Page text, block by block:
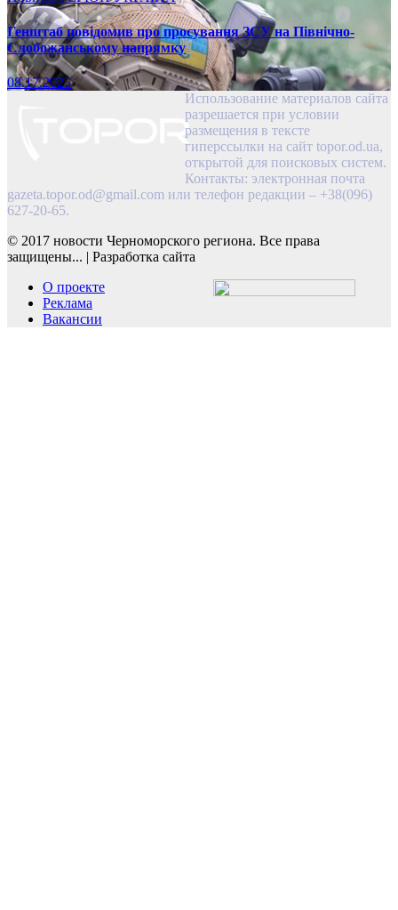
Генштаб повідомив про просування ЗСУ на Північно-
Слобожанському напрямку
08.17.2025
Использование материалов сайта
разрешается при условии
размещения в тексте
гиперссылки на сайт topor.od.ua,
открытой для поисковых систем.
Контакты: электронная почта
gazeta.topor.od@gmail.com или телефон редакции – +38(096)
627-20-65.
© 2017 новости Черноморского региона. Все права
защищены... | Разработка сайта
О проекте
Реклама
Вакансии